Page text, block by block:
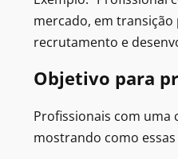
mercado, em transição
recrutamento e
Objetivo para
Profissionais com uma
mostrando como